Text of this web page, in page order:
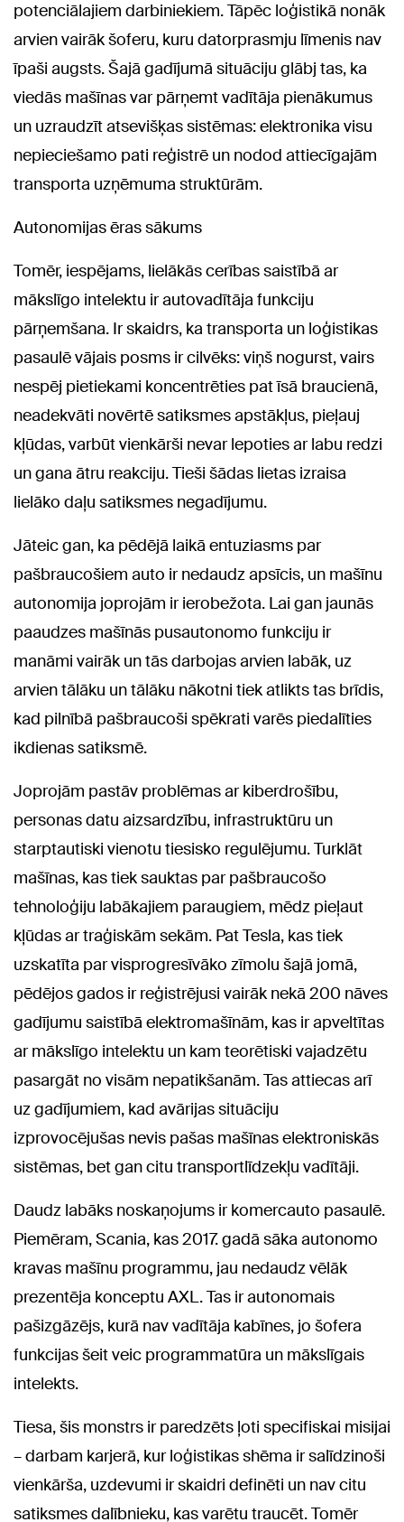
potenciālajiem darbiniekiem. Tāpēc loģistikā nonāk
arvien vairāk šoferu, kuru datorprasmju līmenis nav
īpaši augsts. Šajā gadījumā situāciju glābj tas, ka
viedās mašīnas var pārņemt vadītāja pienākumus
un uzraudzīt atsevišķas sistēmas: elektronika visu
nepieciešamo pati reģistrē un nodod attiecīgajām
transporta uzņēmuma struktūrām.
Autonomijas ēras sākums
Tomēr, iespējams, lielākās cerības saistībā ar
mākslīgo intelektu ir autovadītāja funkciju
pārņemšana. Ir skaidrs, ka transporta un loģistikas
pasaulē vājais posms ir cilvēks: viņš nogurst, vairs
nespēj pietiekami koncentrēties pat īsā braucienā,
neadekvāti novērtē satiksmes apstākļus, pieļauj
kļūdas, varbūt vienkārši nevar lepoties ar labu redzi
un gana ātru reakciju. Tieši šādas lietas izraisa
lielāko daļu satiksmes negadījumu.
Jāteic gan, ka pēdējā laikā entuziasms par
pašbraucošiem auto ir nedaudz apsīcis, un mašīnu
autonomija joprojām ir ierobežota. Lai gan jaunās
paaudzes mašīnās pusautonomo funkciju ir
manāmi vairāk un tās darbojas arvien labāk, uz
arvien tālāku un tālāku nākotni tiek atlikts tas brīdis,
kad pilnībā pašbraucoši spēkrati varēs piedalīties
ikdienas satiksmē.
Joprojām pastāv problēmas ar kiberdrošību,
personas datu aizsardzību, infrastruktūru un
starptautiski vienotu tiesisko regulējumu. Turklāt
mašīnas, kas tiek sauktas par pašbraucošo
tehnoloģiju labākajiem paraugiem, mēdz pieļaut
kļūdas ar traģiskām sekām. Pat Tesla, kas tiek
uzskatīta par visprogresīvāko zīmolu šajā jomā,
pēdējos gados ir reģistrējusi vairāk nekā 200 nāves
gadījumu saistībā elektromašīnām, kas ir apveltītas
ar mākslīgo intelektu un kam teorētiski vajadzētu
pasargāt no visām nepatikšanām. Tas attiecas arī
uz gadījumiem, kad avārijas situāciju
izprovocējušas nevis pašas mašīnas elektroniskās
sistēmas, bet gan citu transportlīdzekļu vadītāji.
Daudz labāks noskaņojums ir komercauto pasaulē.
Piemēram, Scania, kas 2017. gadā sāka autonomo
kravas mašīnu programmu, jau nedaudz vēlāk
prezentēja konceptu AXL. Tas ir autonomais
pašizgāzējs, kurā nav vadītāja kabīnes, jo šofera
funkcijas šeit veic programmatūra un mākslīgais
intelekts.
Tiesa, šis monstrs ir paredzēts ļoti specifiskai misijai
– darbam karjerā, kur loģistikas shēma ir salīdzinoši
vienkārša, uzdevumi ir skaidri definēti un nav citu
satiksmes dalībnieku, kas varētu traucēt. Tomēr